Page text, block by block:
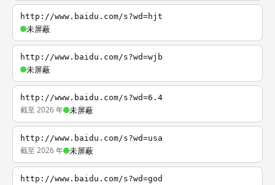
http://www.baidu.com/s?wd=hjt
未屏蔽
http://www.baidu.com/s?wd=wjb
未屏蔽
http://www.baidu.com/s?wd=6.4
截至 2026 年 未屏蔽
http://www.baidu.com/s?wd=usa
截至 2026 年 未屏蔽
http://www.baidu.com/s?wd=god